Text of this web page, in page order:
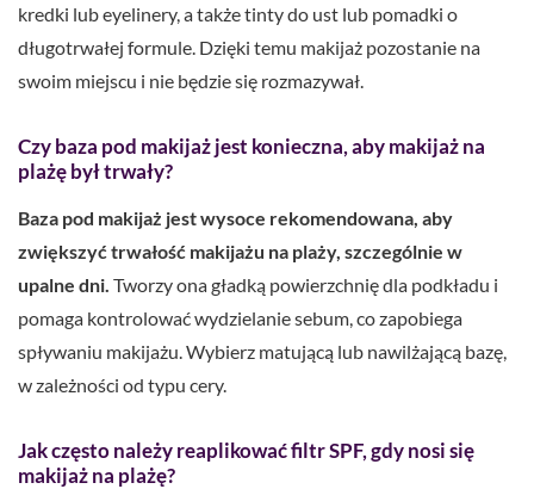
kredki lub eyelinery, a także tinty do ust lub pomadki o
długotrwałej formule. Dzięki temu makijaż pozostanie na
swoim miejscu i nie będzie się rozmazywał.
Czy baza pod makijaż jest konieczna, aby makijaż na
plażę był trwały?
Baza pod makijaż jest wysoce rekomendowana, aby
zwiększyć trwałość makijażu na plaży, szczególnie w
upalne dni. Tworzy ona gładką powierzchnię dla podkładu i
pomaga kontrolować wydzielanie sebum, co zapobiega
spływaniu makijażu. Wybierz matującą lub nawilżającą bazę,
w zależności od typu cery.
Jak często należy reaplikować filtr SPF, gdy nosi się
makijaż na plażę?